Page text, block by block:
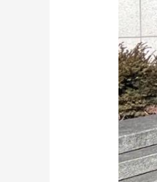
CCTV.节目官网